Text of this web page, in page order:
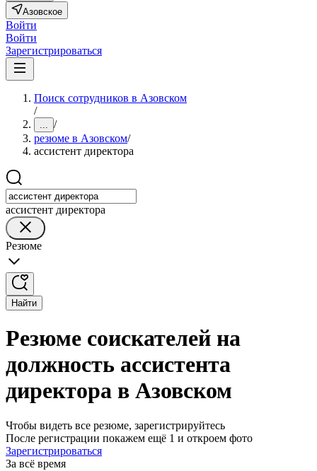
Азовское
Войти
Войти
Зарегистрироваться
Поиск сотрудников в Азовском
/
... /
резюме в Азовском/
ассистент директора
ассистент директора
Резюме
Найти
Резюме соискателей на
должность ассистента
директора в Азовском
Чтобы видеть все резюме, зарегистрируйтесь
После регистрации покажем ещё 1 и откроем фото
Зарегистрироваться
За всё время